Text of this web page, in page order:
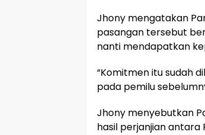
Jhony mengatakan
pasangan tersebut
nanti mendapatkan
“Komitmen itu sudah
pada pemilu
Jhony menyebutkan
hasil perjanjian antara